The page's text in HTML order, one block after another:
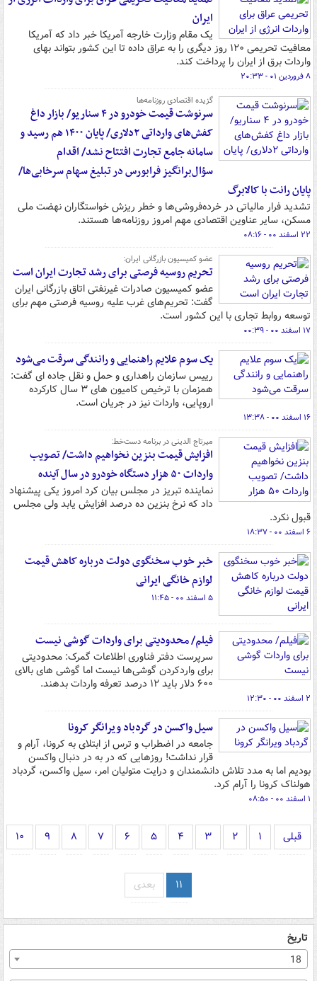
ایران
یک مقام وزارت خارجه آمریکا خبر داد که آمریکا
معافیت تحریمی ۱۲۰ روز دیگری را به عراق داده تا این کشور بتواند بهای
واردات برق از ایران را پرداخت کند.
۸ فروردین ۰۱ - ۲۰:۳۳
گزیده اقتصادی روزنامه‌ها
سرنوشت قیمت خودرو در ۴ سناریو/ بازار داغ
کفش‌های وارداتی ۲دلاری/ پایان ۱۴۰۰ هم رسید و
سامانه جامع تجارت افتتاح نشد/ اقدام
سؤال‌برانگیز فرابورس در تبلیغ سهام سرخابی‌ها/
پایان رانت با کالابرگ
تشدید فرار مالیاتی در خرده‌فروشی‌ها و خطر ریزش خواستگاران نهضت ملی
مسکن، سایر عناوین اقتصادی مهم امروز روزنامه‌ها هستند.
۲۲ اسفند ۰۰ - ۰۸:۱۶
عضو کمیسیون بازرگانی ایران:
تحریم روسیه فرصتی برای رشد تجارت ایران است
عضو کمیسیون صادرات غیرنفتی اتاق بازرگانی ایران
گفت: تحریم‌های غرب علیه روسیه فرصتی مهم برای
توسعه روابط تجاری با این کشور است.
۱۷ اسفند ۰۰ - ۰۰:۳۹
یک سوم علایم راهنمایی و رانندگی سرقت می‌شود
رییس سازمان راهداری و حمل و نقل جاده ای گفت:
همزمان با ترخیص کامیون های ۳ سال کارکرده
اروپایی، واردات نیز در جریان است.
۱۶ اسفند ۰۰ - ۱۳:۳۸
میرتاج الدینی در برنامه دست‌خط:
افزایش قیمت بنزین نخواهیم داشت/ تصویب
واردات ۵۰ هزار دستگاه خودرو در سال آینده
نماینده تبریز در مجلس بیان کرد امروز یکی پیشنهاد
داد که نرخ بنزین ده درصد افزایش یابد ولی مجلس
قبول نکرد.
۶ اسفند ۰۰ - ۱۸:۳۷
خبر خوب سخنگوی دولت درباره کاهش قیمت
لوازم خانگی ایرانی
۵ اسفند ۰۰ - ۱۱:۴۵
فیلم/ محدودیتی برای واردات گوشی‌ نیست
سرپرست دفتر فناوری اطلاعات گمرک: محدودیتی
برای واردکردن گوشی‌ها نیست اما گوشی های بالای
۶۰۰ دلار باید ۱۲ درصد تعرفه واردات بدهند.
۲ اسفند ۰۰ - ۱۲:۳۰
سیل واکسن در گردباد ویرانگر کرونا
جامعه در اضطراب و ترس از ابتلای به کرونا، آرام و
قرار نداشت! روزهایی که در به در دنبال واکسن
بودیم اما به مدد تلاش دانشمندان و درایت متولیان امر، سیل واکسن، گردباد
هولناک کرونا را آرام کرد.
۱ اسفند ۰۰ - ۰۸:۵۰
قبلی ۱ ۲ ۳ ۴ ۵ ۶ ۷ ۸ ۹ ۱۰
۱۱ بعدی
تاریخ
18